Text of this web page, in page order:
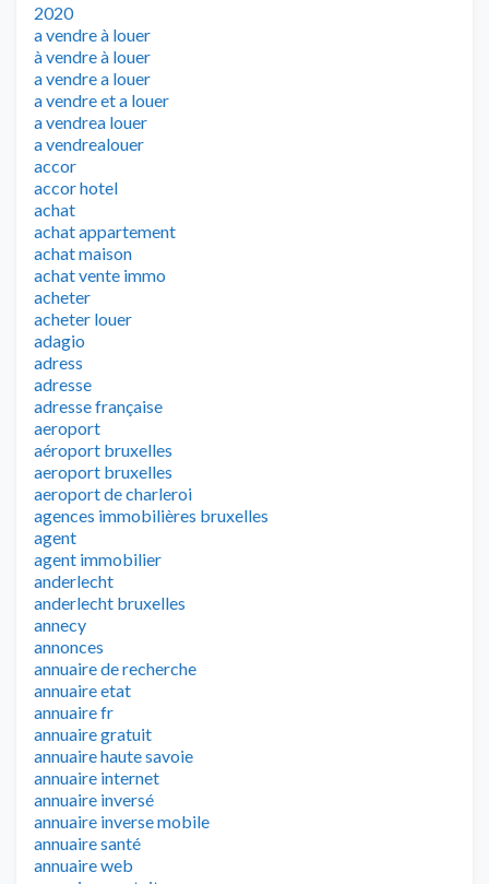
2020
a vendre à louer
à vendre à louer
a vendre a louer
a vendre et a louer
a vendrea louer
a vendrealouer
accor
accor hotel
achat
achat appartement
achat maison
achat vente immo
acheter
acheter louer
adagio
adress
adresse
adresse française
aeroport
aéroport bruxelles
aeroport bruxelles
aeroport de charleroi
agences immobilières bruxelles
agent
agent immobilier
anderlecht
anderlecht bruxelles
annecy
annonces
annuaire de recherche
annuaire etat
annuaire fr
annuaire gratuit
annuaire haute savoie
annuaire internet
annuaire inversé
annuaire inverse mobile
annuaire santé
annuaire web